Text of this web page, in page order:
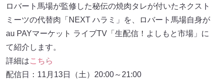
ロバート馬場が監修した秘伝の焼肉タレが付いたネクスト
ミーツの代替肉「NEXT ハラミ」を、ロバート馬場自身が
au PAYマーケット ライブTV「生配信！よしもと市場」に
て紹介します。
詳細はこちら
配信日：11月13日（土）20:00～21:00